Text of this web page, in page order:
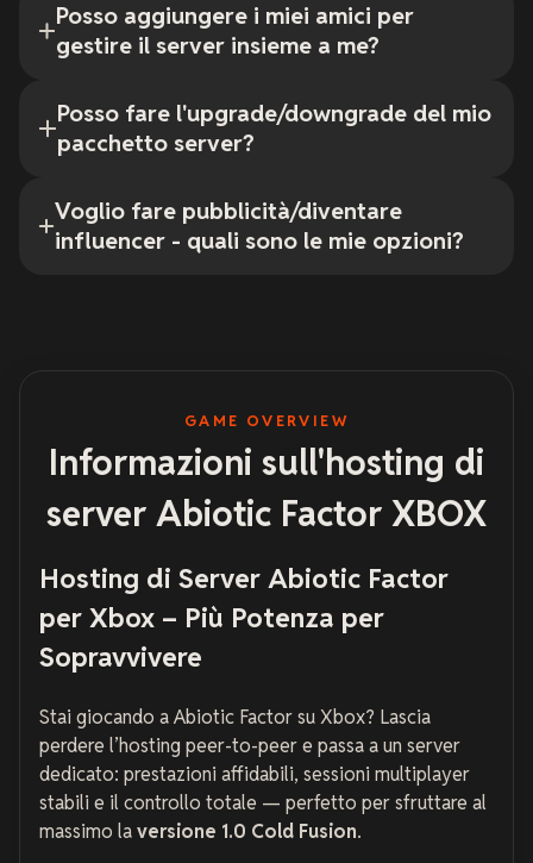
Posso aggiungere i miei amici per
gestire il server insieme a me?
Posso fare l'upgrade/downgrade del mio
pacchetto server?
Voglio fare pubblicità/diventare
influencer - quali sono le mie opzioni?
GAME OVERVIEW
Informazioni sull'hosting di
server Abiotic Factor XBOX
Hosting di Server Abiotic Factor
per Xbox – Più Potenza per
Sopravvivere
Stai giocando aAbiotic Factorsu Xbox? Lascia
perdere l’hosting peer-to-peer e passa a un server
dedicato: prestazioni affidabili, sessioni multiplayer
stabili e il controllo totale — perfetto per sfruttare al
massimo laversione 1.0 Cold Fusion.